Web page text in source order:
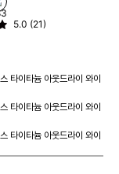
5.0 (21)